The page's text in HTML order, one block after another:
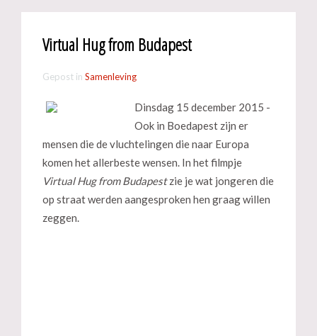
Virtual Hug from Budapest
Gepost in Samenleving
Dinsdag 15 december 2015 -
Ook in Boedapest zijn er
mensen die de vluchtelingen die naar Europa
komen het allerbeste wensen. In het filmpje
Virtual Hug from Budapestzie je wat jongeren die
op straat werden aangesproken hen graag willen
zeggen.